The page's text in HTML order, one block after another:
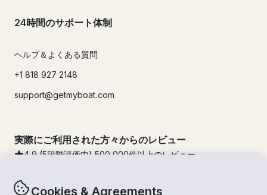
Cookies & Agreements
24時間のサポート体制
ヘルプ＆よくある質問
+1 818 927 2148
support@getmyboat.com
実際にご利用された方々からのレビュー
4.9 (5段階評価中) 500,000件以上のレビュー